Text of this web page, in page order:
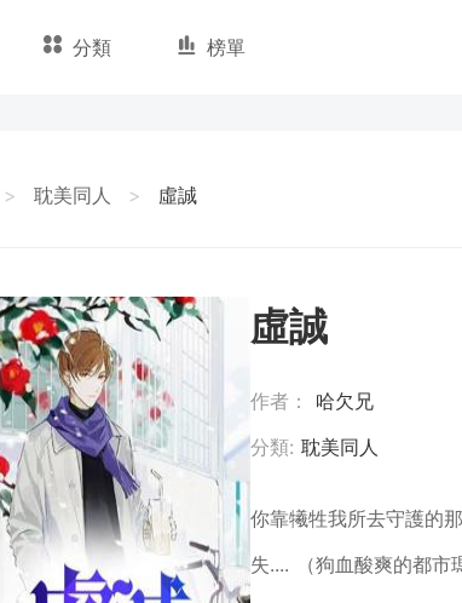
分類 榜單
> 耽美同人 > 虛誠
虛誠
作者：
哈欠兄
分類: 耽美同人
你靠犧牲我所去守護的
失.... （狗血酸爽的都市